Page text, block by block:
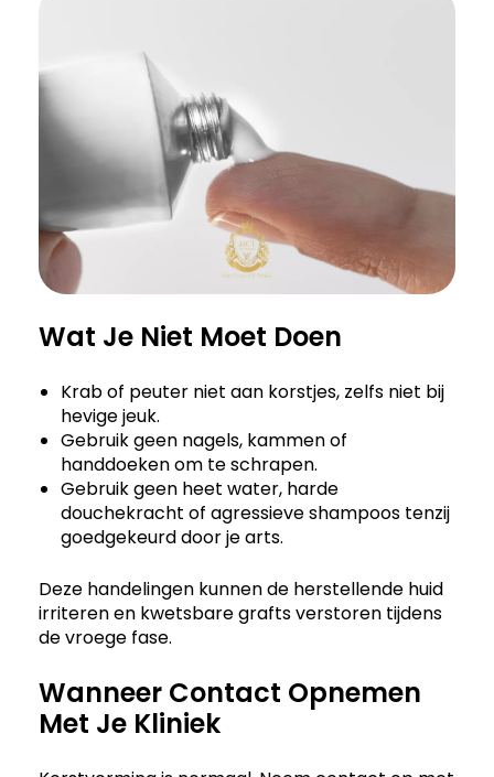
Wat Je Niet Moet Doen
Krab of peuter niet aan korstjes, zelfs niet bij
hevige jeuk.
Gebruik geen nagels, kammen of
handdoeken om te schrapen.
Gebruik geen heet water, harde
douchekracht of agressieve shampoos tenzij
goedgekeurd door je arts.
Deze handelingen kunnen de herstellende huid
irriteren en kwetsbare grafts verstoren tijdens
de vroege fase.
Wanneer Contact Opnemen
Met Je Kliniek